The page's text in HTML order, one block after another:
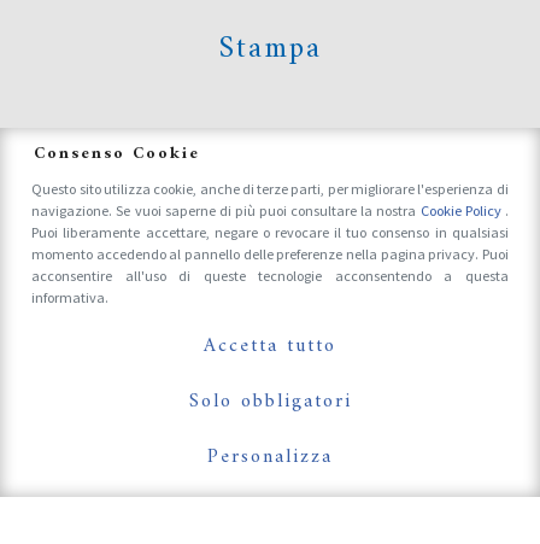
Stampa
Accrediti Stampa e Fotografi
Follow Us On
Consenso Cookie
Questo sito utilizza cookie, anche di terze parti, per migliorare l'esperienza di
navigazione. Se vuoi saperne di più puoi consultare la nostra Cookie Policy .
Puoi liberamente accettare, negare o revocare il tuo consenso in qualsiasi
momento accedendo al pannello delle preferenze nella pagina privacy. Puoi
acconsentire all'uso di queste tecnologie acconsentendo a questa
informativa.
Accetta tutto
Solo obbligatori
Personalizza